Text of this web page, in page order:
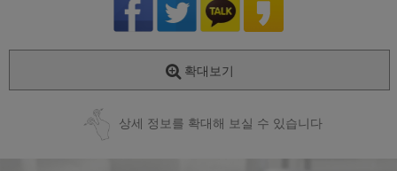
확대보기
상세 정보를 확대해 보실 수 있습니다